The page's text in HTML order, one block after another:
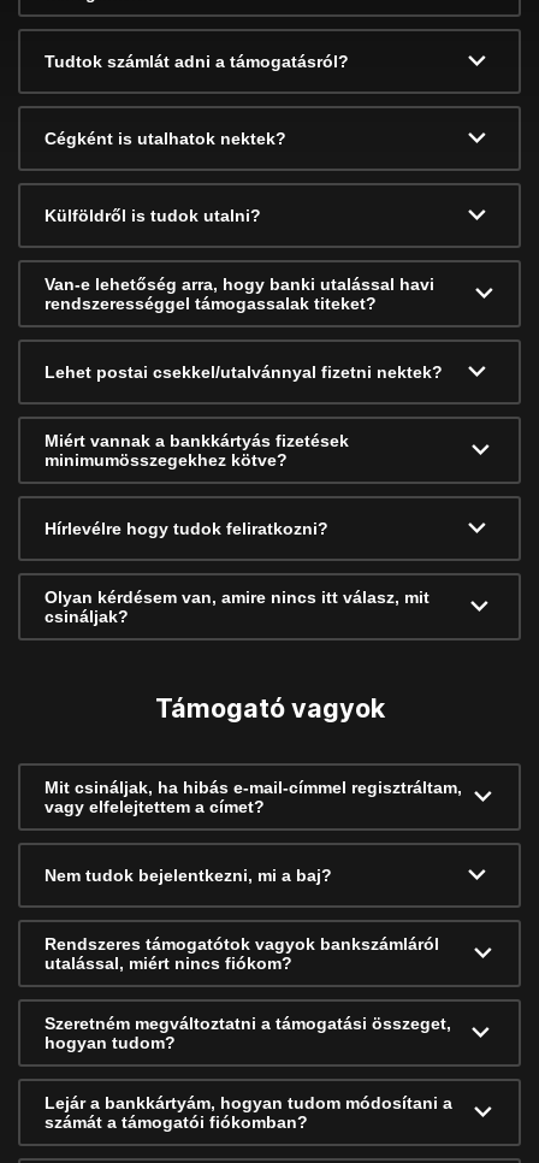
Tudtok számlát adni a támogatásról?
Cégként is utalhatok nektek?
Külföldről is tudok utalni?
Van-e lehetőség arra, hogy banki utalással havi
rendszerességgel támogassalak titeket?
Lehet postai csekkel/utalvánnyal fizetni nektek?
Miért vannak a bankkártyás fizetések
minimumösszegekhez kötve?
Hírlevélre hogy tudok feliratkozni?
Olyan kérdésem van, amire nincs itt válasz, mit
csináljak?
Támogató vagyok
Mit csináljak, ha hibás e-mail-címmel regisztráltam,
vagy elfelejtettem a címet?
Nem tudok bejelentkezni, mi a baj?
Rendszeres támogatótok vagyok bankszámláról
utalással, miért nincs fiókom?
Szeretném megváltoztatni a támogatási összeget,
hogyan tudom?
Lejár a bankkártyám, hogyan tudom módosítani a
számát a támogatói fiókomban?